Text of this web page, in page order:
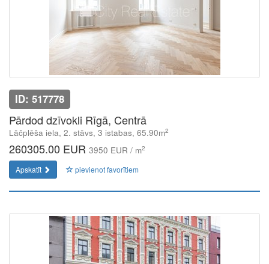
ID: 517778
Pārdod dzīvokli Rīgā, Centrā
Lāčplēša iela, 2. stāvs, 3 istabas, 65.90m2
260305.00 EUR 3950 EUR / m2
Apskatīt pievienot favorītiem